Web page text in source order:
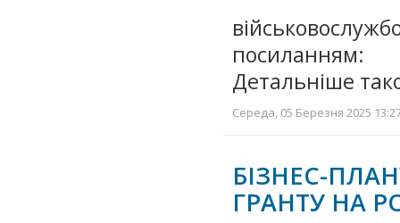
Детальніше
Середа, 05 Березня 2025
БІЗНЕС-
ГРАНТУ НА